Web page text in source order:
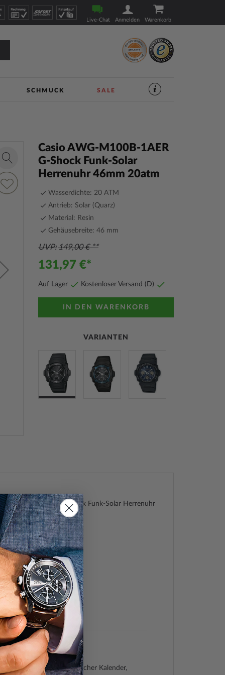
Live-Chat Anmelden Warenkorb
SCHMUCK SALE
SERVICES
Zoom
in
Casio AWG-M100B-1AER
G-Shock Funk-Solar
Herrenuhr 46mm 20atm
Wasserdichte: 20 ATM
Antrieb: Solar (Quarz)
Material: Resin
Gehäusebreite: 46 mm
UVP 149,00 €
131,97 €
Auf Lager Kostenloser Versand (D)
IN DEN WARENKORB
VARIANTEN
M100B-1AER G-Shock Funk-Solar Herrenuhr
1AER
europe.com
Vintage
Digital
5 Tagesalarme, Automatischer Kalender,